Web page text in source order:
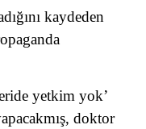
kaydeden
yetkim yok’
doktor